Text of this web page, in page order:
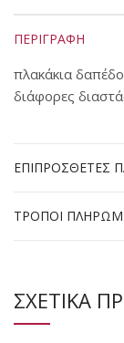
ΠΕΡΙΓΡΑΦΗ
πλακάκια
διάφορες
ΕΠΙΠΡΟΣΘΕΤΕΣ
ΤΡΟΠΟΙ
ΣΧΕΤΙΚΑ